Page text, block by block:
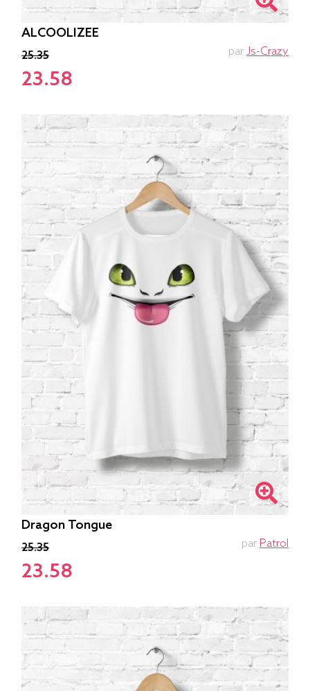
ALCOOLIZEE
25.35
23.58
par Js-Crazy
Dragon Tongue
25.35
23.58
par Patrol